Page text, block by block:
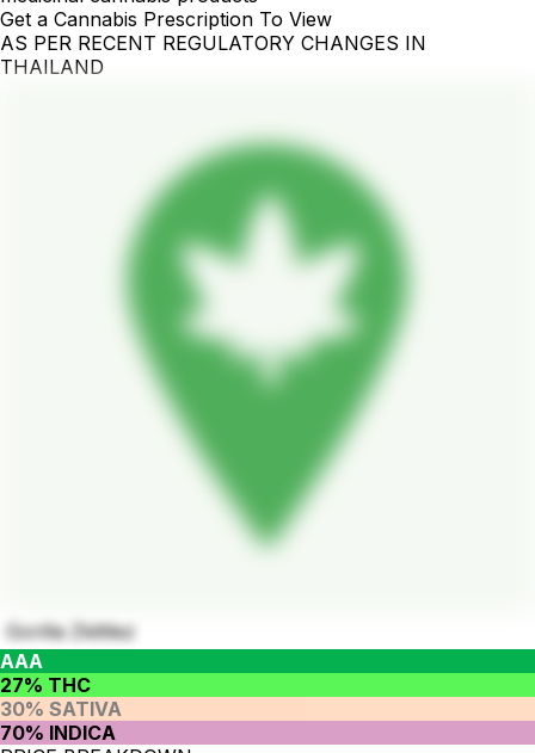
Get a Cannabis Prescription To View
AS PER RECENT REGULATORY CHANGES IN
THAILAND
Gorilla Zkittlez
AAA
27% THC
30% SATIVA
70% INDICA